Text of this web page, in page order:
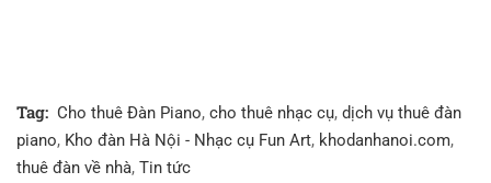
Tag: Cho thuê Đàn Piano, cho thuê nhạc cụ, dịch vụ thuê đàn
piano, Kho đàn Hà Nội - Nhạc cụ Fun Art, khodanhanoi.com,
thuê đàn về nhà, Tin tức